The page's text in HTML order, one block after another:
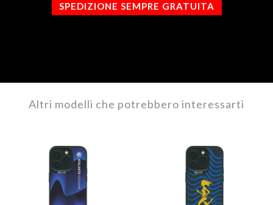
SPEDIZIONE SEMPRE GRATUITA
Altri modelli che potrebbero interessarti